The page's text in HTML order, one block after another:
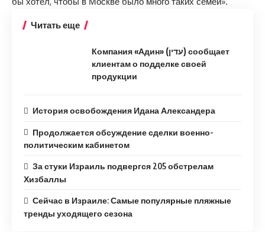
Читать еще
Компания «Адин» (עדין) сообщает
клиентам о подделке своей
продукции
История освобождения Идана Александера
Продолжается обсуждение сделки военно-
политическим кабинетом
За стуки Израиль подвергся 205 обстрелам
Хизбаллы
Сейчас в Израиле: Самые популярные пляжные
тренды уходящего сезона